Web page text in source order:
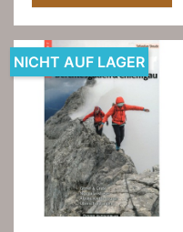
NICHT AUF LAGER